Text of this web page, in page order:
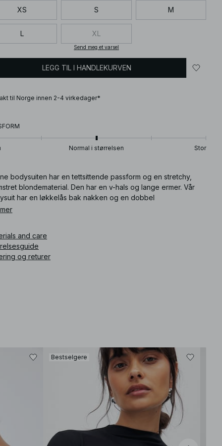
XS S M
L XL
Send meg et varsel
LEGG TIL I HANDLEKURVEN
til Norge innen 2-4 virkedager*
Normal i størrelsen Stor
bodysuiten har en tettsittende passform og en stretchy,
blondematerial. Den har en v-hals og lange ermer. Vår
har en løkkelås bak nakken og en dobbel
på bunnen. Denne bodysuiten finnes i burgunder
:
and care
og returer
Bestselgere